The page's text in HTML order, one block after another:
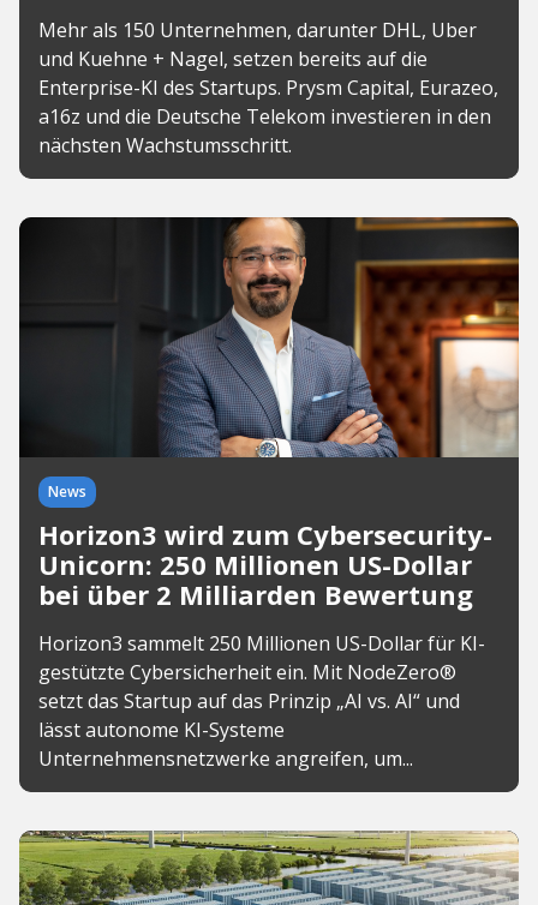
Mehr als 150 Unternehmen, darunter DHL, Uber
und Kuehne + Nagel, setzen bereits auf die
Enterprise-KI des Startups. Prysm Capital, Eurazeo,
a16z und die Deutsche Telekom investieren in den
nächsten Wachstumsschritt.
News
Horizon3 wird zum Cybersecurity-
Unicorn: 250 Millionen US-Dollar
bei über 2 Milliarden Bewertung
Horizon3 sammelt 250 Millionen US-Dollar für KI-
gestützte Cybersicherheit ein. Mit NodeZero®
setzt das Startup auf das Prinzip „AI vs. AI“ und
lässt autonome KI-Systeme
Unternehmensnetzwerke angreifen, um...